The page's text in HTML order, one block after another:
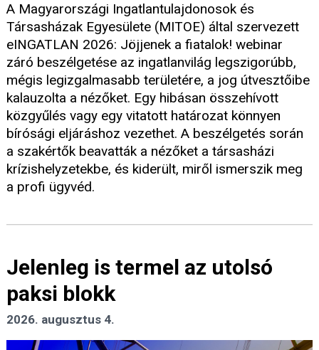
A Magyarországi Ingatlantulajdonosok és
Társasházak Egyesülete (MITOE) által szervezett
eINGATLAN 2026: Jöjjenek a fiatalok! webinar
záró beszélgetése az ingatlanvilág legszigorúbb,
mégis legizgalmasabb területére, a jog útvesztőibe
kalauzolta a nézőket. Egy hibásan összehívott
közgyűlés vagy egy vitatott határozat könnyen
bírósági eljáráshoz vezethet. A beszélgetés során
a szakértők beavatták a nézőket a társasházi
krízishelyzetekbe, és kiderült, miről ismerszik meg
a profi ügyvéd.
Jelenleg is termel az utolsó
paksi blokk
2026. augusztus 4.